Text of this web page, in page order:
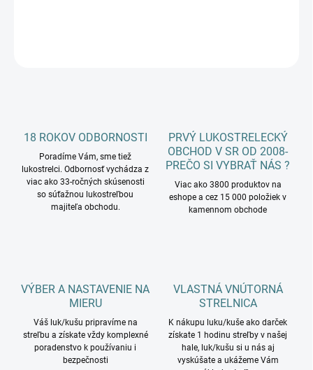
18 ROKOV ODBORNOSTI
Poradíme Vám, sme tiež
lukostrelci. Odbornosť vychádza z
viac ako 33-ročných skúsenosti
so súťažnou lukostreľbou
majiteľa obchodu.
PRVÝ LUKOSTRELECKÝ
OBCHOD V SR OD 2008-
PREČO SI VYBRAŤ NÁS ?
Viac ako 3800 produktov na
eshope a cez 15 000 položiek v
kamennom obchode
VÝBER A NASTAVENIE NA
MIERU
Váš luk/kušu pripravíme na
streľbu a získate vždy komplexné
poradenstvo k používaniu i
bezpečnosti
VLASTNÁ VNÚTORNÁ
STRELNICA
K nákupu luku/kuše ako darček
získate 1 hodinu streľby v našej
hale, luk/kušu si u nás aj
vyskúšate a ukážeme Vám